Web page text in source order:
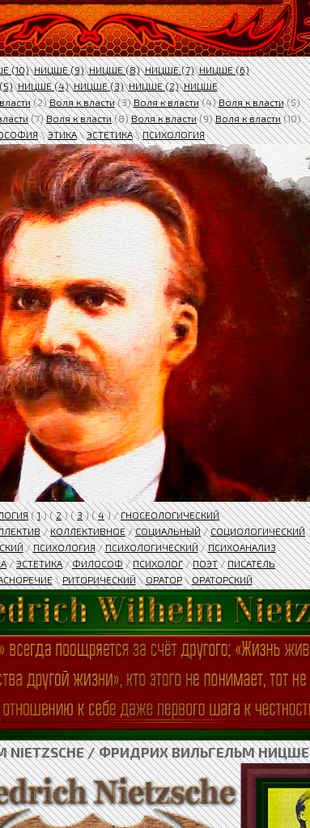
(10)\НИЦШЕ (9)\НИЦШЕ (8)\НИЦШЕ (7)\НИЦШЕ (6)
\НИЦШЕ (4)\НИЦШЕ (3)\НИЦШЕ (2)\НИЦШЕ
(2)Воля к власти(3)Воля к власти(4)Воля к власти(5)
(7)Воля к власти(8)Воля к власти(9)Воля к власти(10)
\ЭТИКА\ЭСТЕТИКА\ПСИХОЛОГИЯ
(1) (2) (3) (4) /ГНОСЕОЛОГИЧЕСКИЙ
/КОЛЛЕКТИВНОЕ/СОЦИАЛЬНЫЙ/СОЦИОЛОГИЧЕСКИЙ
/ПСИХОЛОГИЯ/ПСИХОЛОГИЧЕСКИЙ/ПСИХОАНАЛИЗ
/ЭСТЕТИКА/ФИЛОСОФ/ПСИХОЛОГ/ПОЭТ/ПИСАТЕЛЬ
\РИТОРИЧЕСКИЙ\ОРАТОР\ОРАТОРСКИЙ
NIETZSCHE / ФРИДРИХ ВИЛЬГЕЛЬМ НИЦШЕ